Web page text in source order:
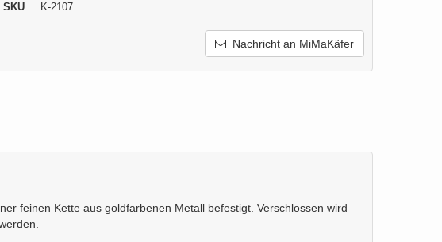
SKU
K-2107
Nachricht an MiMaKäfer
feinen Kette aus goldfarbenen Metall befestigt. Verschlossen wird